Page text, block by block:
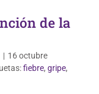
de la
| 16 octubre
fiebre, gripe,